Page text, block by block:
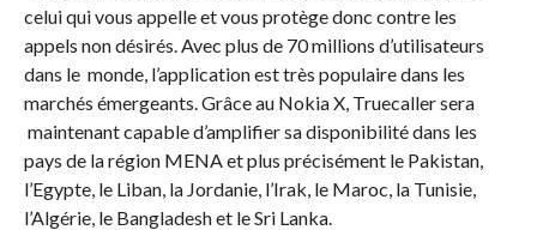
celui qui vous appelle et vous protège donc contre les
appels non désirés. Avec plus de 70 millions d’utilisateurs
dans le monde, l’application est très populaire dans les
marchés émergeants. Grâce au Nokia X, Truecaller sera
maintenant capable d’amplifier sa disponibilité dans les
pays de la région MENA et plus précisément le Pakistan,
l’Egypte, le Liban, la Jordanie, l’Irak, le Maroc, la Tunisie,
l’Algérie, le Bangladesh et le Sri Lanka.